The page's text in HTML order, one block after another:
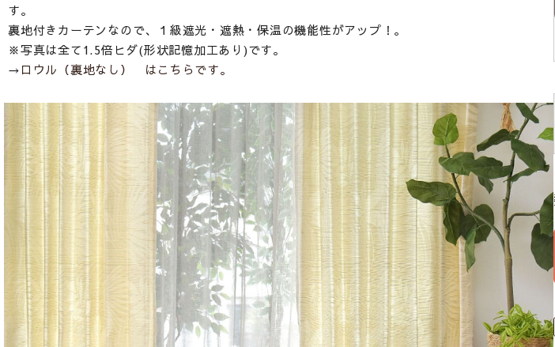
す。
裏地付きカーテンなので、１級遮光・遮熱・保温の機能性がアップ！。
※写真は全て1.5倍ヒダ(形状記憶加工あり)です。
→ロウル（裏地なし） はこちらです。